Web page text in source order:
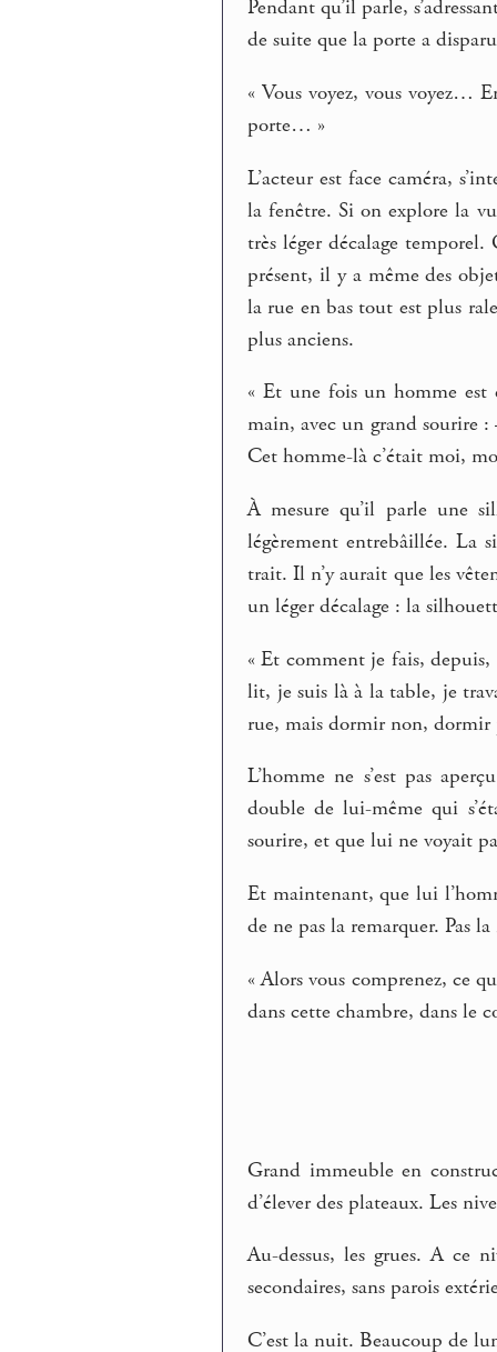
Pendant qu’il parle,
de suite que la porte a
« Vous voyez, vous voyez…
porte… »
L’acteur est face caméra,
la fenêtre. Si on explore la
très léger décalage
présent, il y a même des
la rue en bas tout est plus
plus anciens.
« Et une fois un homme est
main, avec un grand sourire
Cet homme-là c’était moi,
À mesure qu’il parle une
légèrement entrebâillée. La
trait. Il n’y aurait que les
un léger décalage : la
« Et comment je fais, depuis,
lit, je suis là à la table, je
rue, mais dormir non, dormir
L’homme ne s’est pas
double de lui-même qui
sourire, et que lui ne voyait
Et maintenant, que lui
de ne pas la remarquer. Pas
« Alors vous comprenez, ce
dans cette chambre, dans le
Grand immeuble en
d’élever des plateaux. Les
Au-dessus, les grues. A ce
secondaires, sans parois
C’est la nuit. Beaucoup de